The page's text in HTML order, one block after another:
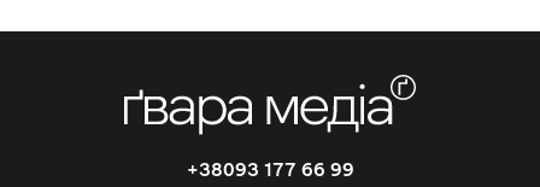
+38093 177 66 99